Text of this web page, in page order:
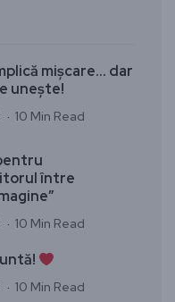
mișcare… dar
unește!
10 Min Read
între
10 Min Read
10 Min Read